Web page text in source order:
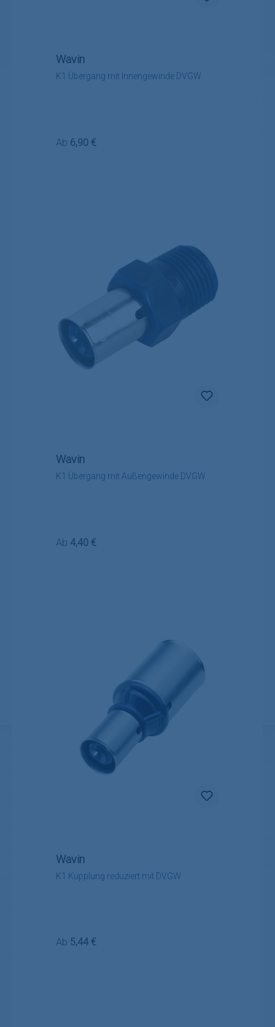
K1 Übergang mit Innengewinde DVGW
Wavin
Regulärer Preis:
Ab 6,90 €
K1 Übergang mit Außengewinde DVGW
Wavin
Regulärer Preis:
Ab 4,40 €
K1 Kupplung reduziert mit DVGW
Wavin
Regulärer Preis:
Ab 5,44 €